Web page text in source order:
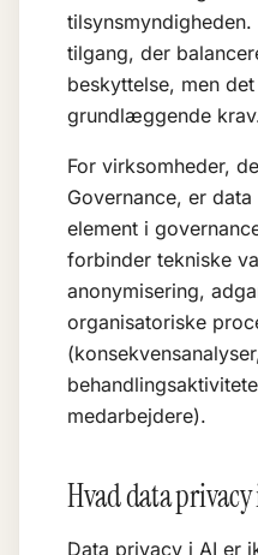
tilgang, der
beskyttelse, men
grundlæggende
For virksomheder,
Governance, er
element i
forbinder tekniske
anonymisering,
organisatoriske
medarbejdere).
Hvad data
Data privacy i AI er